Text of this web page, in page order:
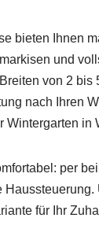
bieten Ihnen
und
von 2
nach Ihren
Wintergarten in
per
für Ihr